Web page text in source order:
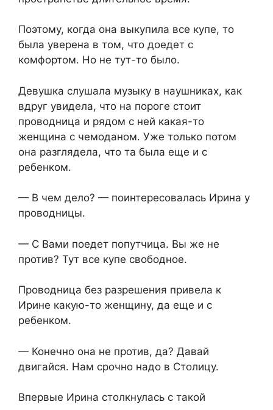
Поэтому, когда она выкупила все купе, то
была уверена в том, что доедет с
комфортом. Но не тут-то было.
Девушка слушала музыку в наушниках, как
вдруг увидела, что на пороге стоит
проводница и рядом с ней какая-то
женщина с чемоданом. Уже только потом
она разглядела, что та была еще и с
ребенком.
— В чем дело? — поинтересовалась Ирина у
проводницы.
— С Вами поедет попутчица. Вы же не
против? Тут все купе свободное.
Проводница без разрешения привела к
Ирине какую-то женщину, да еще и с
ребенком.
— Конечно она не против, да? Давай
двигайся. Нам срочно надо в Столицу.
Впервые Ирина столкнулась с такой